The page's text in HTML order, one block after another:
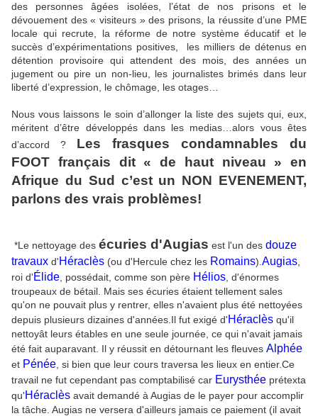
des personnes âgées isolées, l’état de nos prisons et le
dévouement des « visiteurs » des prisons, la réussite d’une PME
locale qui recrute, la réforme de notre système éducatif et le
succès d’expérimentations positives,
les milliers de détenus en
détention provisoire qui attendent des mois, des années un
jugement ou pire un non-lieu, les journalistes brimés dans leur
liberté d’expression, le chômage, les otages…
Nous vous laissons le soin d’allonger la liste des sujets qui, eux,
méritent d’être développés dans les medias…alors vous êtes
d’accord ? Les frasques condamnables du
FOOT français dit « de haut niveau » en
Afrique du Sud c’est un NON EVENEMENT,
parlons des vrais problèmes!
*Le nettoyage des écuries d'Augias est l'un des douze
travaux d'Héraclès (ou d'Hercule chez les Romains). Augias
roi d'Élide , possédait, comme son père Hélios , d'énormes
troupeaux de bétail. Mais ses écuries étaient tellement sales
qu'on ne pouvait plus y rentrer, elles n'avaient plus été nettoyées
depuis plusieurs dizaines d'années.Il fut exigé d'Héraclès qu'il
nettoyât leurs étables en une seule journée, ce qui n'avait jamais
été fait auparavant. Il y réussit en détournant les fleuves Alphée
et Pénée , si bien que leur cours traversa les lieux en entier.Ce
travail ne fut cependant pas comptabilisé car Eurysthée prétexta
qu'Héraclès avait demandé à Augias de le payer pour accomplir
la tâche. Augias ne versera d'ailleurs jamais ce paiement (il avait